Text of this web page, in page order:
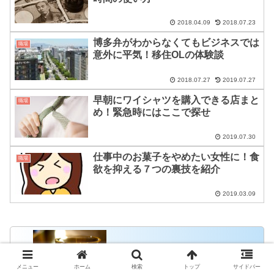
2018.04.09 2018.07.23
職場
博多弁がわからなくてもビジネスでは
意外に平気！移住OLの体験談
2018.07.27 2019.07.27
職場
早朝にワイシャツを購入できる店まと
め！緊急時にはここで探せ
2019.07.30
職場
仕事中のお菓子をやめたい女性に！食
欲を抑える７つの裏技を紹介
2019.03.09
養命酒は下戸でも大丈夫？飲みやすくす
るアレンジ方法も紹介！
メニュー ホーム 検索 トップ サイドバー